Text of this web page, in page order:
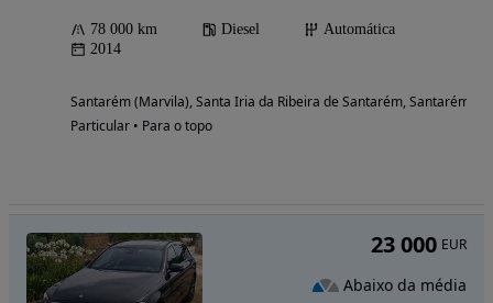
78 000 km Diesel
Automática
2014
Santarém (Marvila), Santa Iria da Ribeira de Santarém, Santarém
Particular • Para o topo
23 000 EUR
Abaixo da média